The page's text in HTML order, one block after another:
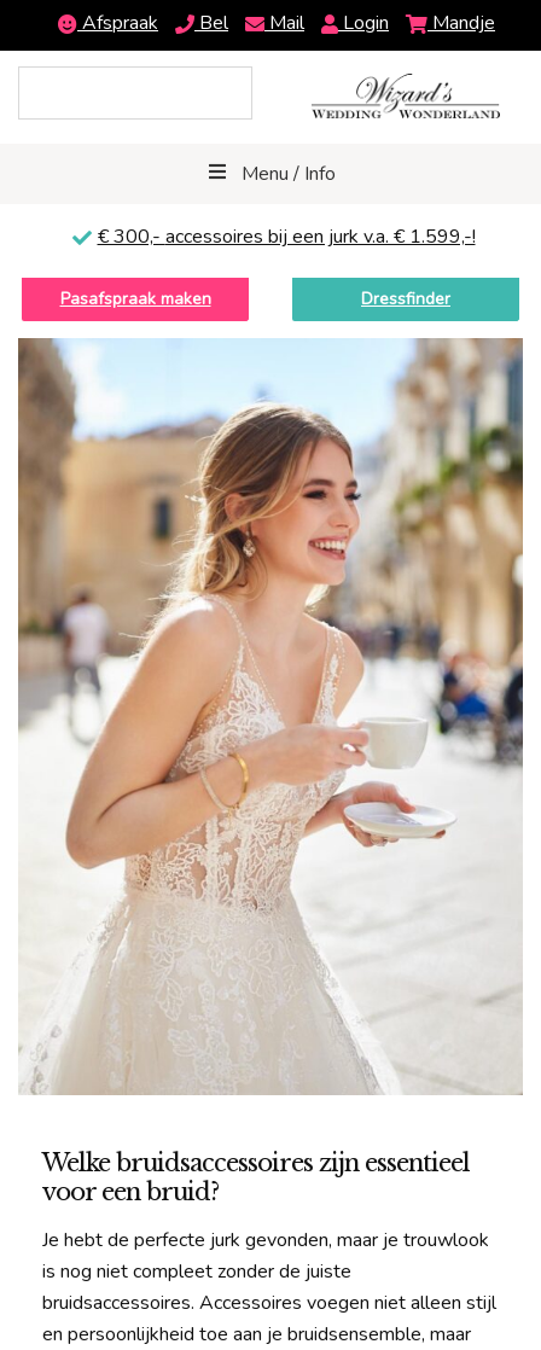
Afspraak Bel Mail Login Mandje
Menu / Info
€ 300,- accessoires bij een jurk v.a. € 1.599,-!
Pasafspraak maken Dressfinder
Welke bruidsaccessoires zijn essentieel
voor een bruid?
Je hebt de perfecte jurk gevonden, maar je trouwlook
is nog niet compleet zonder de juiste
bruidsaccessoires. Accessoires voegen niet alleen stijl
en persoonlijkheid toe aan je bruidsensemble, maar